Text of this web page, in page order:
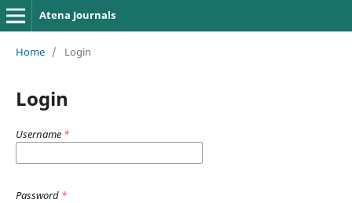
Atena Journals
Home / Login
Login
Username *
Password *